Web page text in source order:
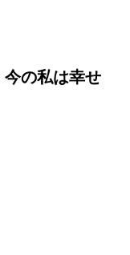
の私は幸せ